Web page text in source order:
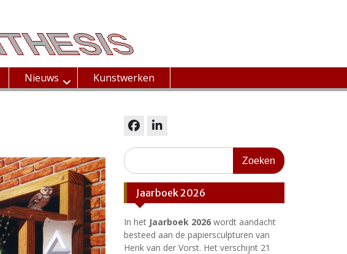
Nieuws Kunstwerken
Zoeken
naar:
Jaarboek 2026
In het Jaarboek 2026 wordt aandacht
besteed aan de papiersculpturen van
Henk van der Vorst. Het verschijnt 21